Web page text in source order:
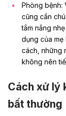
Phòng bệnh:
cũng cần
tắm nắng
dụng của
cách, những
không nên
Cách xử lý
bất thường